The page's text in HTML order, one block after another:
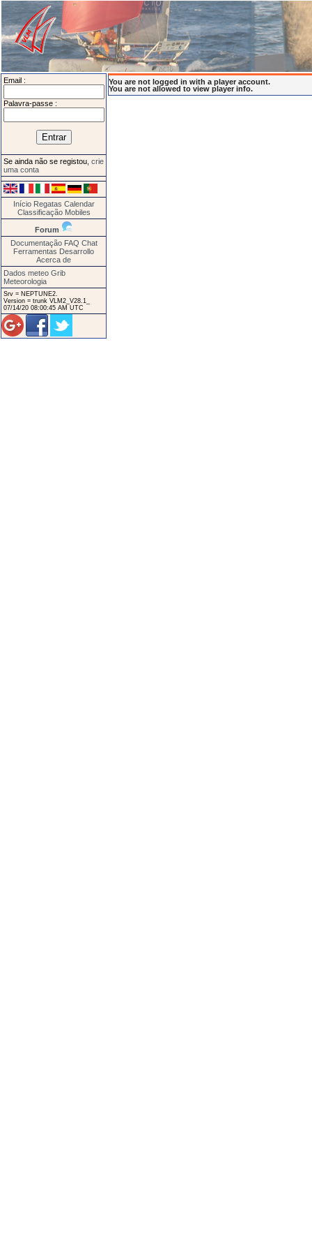
Email :
Palavra-passe :
Se ainda não se registou, crie
uma conta
Início Regatas Calendar
Classificação Mobiles
Forum
Documentação FAQ Chat
Ferramentas Desarrollo
Acerca de
Dados meteo Grib
Meteorologia
Srv = NEPTUNE2.
Version = trunk VLM2_V28.1_
07/14/20 08:00:45 AM UTC
You are not logged in with a player account.
You are not allowed to view player info.